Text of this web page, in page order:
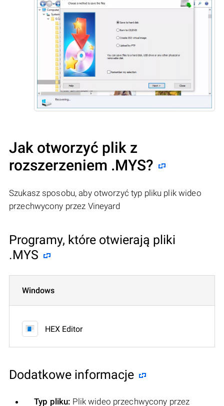
Jak otworzyć plik z
rozszerzeniem .MYS?
Szukasz sposobu, aby otworzyć typ pliku plik wideo
przechwycony przez Vineyard
Programy, które otwierają pliki
.MYS
Windows
HEX Editor
Dodatkowe informacje
Typ pliku: Plik wideo przechwycony przez